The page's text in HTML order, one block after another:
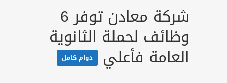
شركة معادن توفر 6
وظائف لحملة الثانوية
العامة فأعلي دوام كامل